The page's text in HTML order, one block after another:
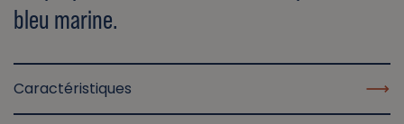
bleu marine.
Caractéristiques